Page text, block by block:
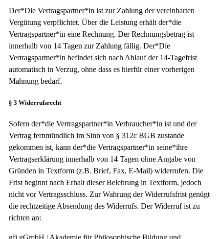
Der*Die Vertragspartner*in ist zur Zahlung der vereinbarten
Vergütung verpflichtet. Über die Leistung erhält der*die
Vertragspartner*in eine Rechnung. Der Rechnungsbetrag ist
innerhalb von 14 Tagen zur Zahlung fällig. Der*Die
Vertragspartner*in befindet sich nach Ablauf der 14-Tagefrist
automatisch in Verzug, ohne dass es hierfür einer vorherigen
Mahnung bedarf.
§ 3 Widerrufsrecht
Sofern der*die Vertragspartner*in Verbraucher*in ist und der
Vertrag fernmündlich im Sinn von § 312c BGB zustande
gekommen ist, kann der*die Vertragspartner*in seine*ihre
Vertragserklärung innerhalb von 14 Tagen ohne Angabe von
Gründen in Textform (z.B. Brief, Fax, E-Mail) widerrufen. Die
Frist beginnt nach Erhalt dieser Belehrung in Textform, jedoch
nicht vor Vertragsschluss. Zur Wahrung der Widerrufsfrist genügt
die rechtzeitige Absendung des Widerrufs. Der Widerruf ist zu
richten an: